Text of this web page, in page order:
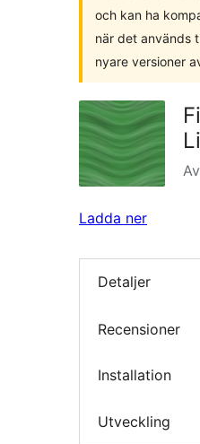
och kan ha
när det används
nyare versioner
Av
Ladda ner
Detaljer
Recensioner
Installation
Utveckling